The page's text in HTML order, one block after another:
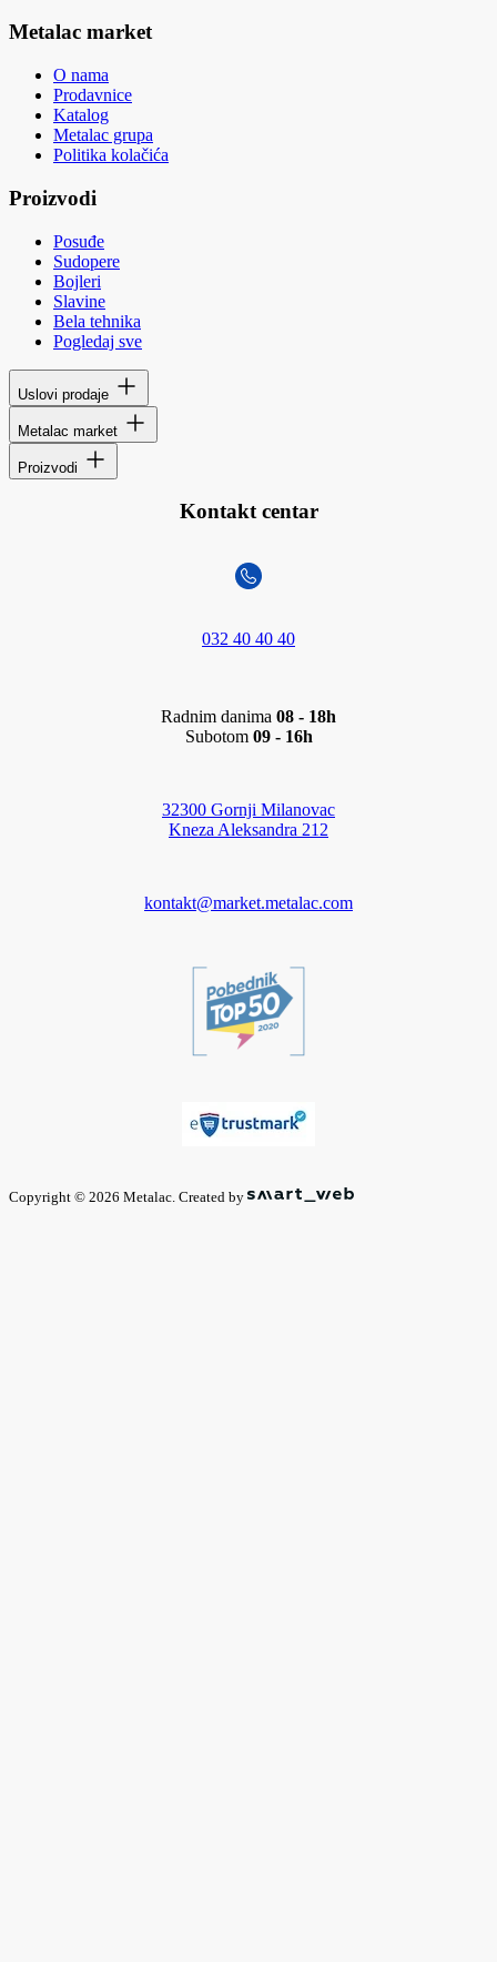
Metalac market
O nama
Prodavnice
Katalog
Metalac grupa
Politika kolačića
Proizvodi
Posuđe
Sudopere
Bojleri
Slavine
Bela tehnika
Pogledaj sve
Uslovi prodaje
Metalac market
Proizvodi
Kontakt centar
032 40 40 40
Radnim danima 08 - 18h
Subotom 09 - 16h
32300 Gornji Milanovac
Kneza Aleksandra 212
kontakt@market.metalac.com
Copyright © 2026 Metalac. Created by